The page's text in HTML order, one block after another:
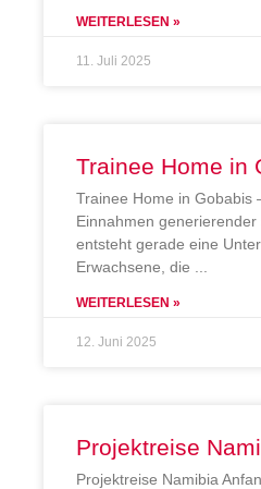
WEITERLESEN »
11. Juli 2025
Trainee Home in
Trainee Home in Gobabis
Einnahmen
entsteht gerade eine
Erwachsene, die
WEITERLESEN »
12. Juni 2025
Projektreise
Projektreise Namibia